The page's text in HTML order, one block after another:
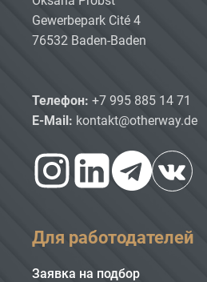
Gewerbepark Cité 4
76532 Baden-Baden
Телефон: +7 995 885 14 71
E-Mail: kontakt@otherway.de
Для работодателей
Заявка на подбор